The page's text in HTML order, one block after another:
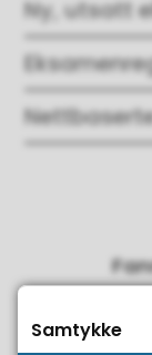
Ny, utsatt
Samtykke